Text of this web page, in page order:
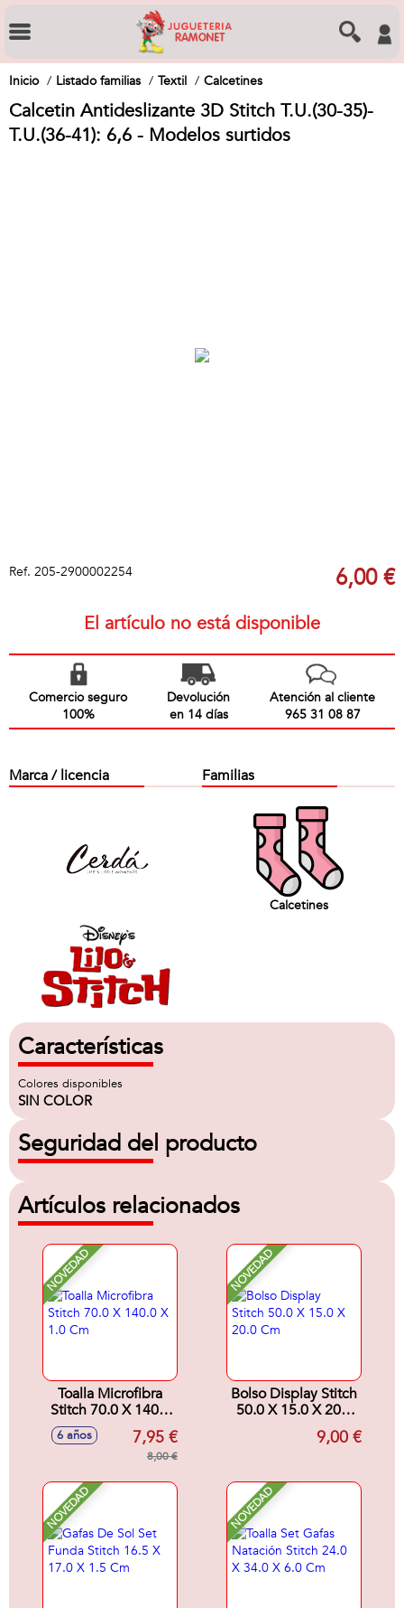
Inicio Listado familias Textil Calcetines
Calcetin Antideslizante 3D Stitch T.U.(30-35)-
T.U.(36-41): 6,6 - Modelos surtidos
Ref. 205-2900002254 6,00 €
El artículo no está disponible
Comercio seguro
100%
Devolución
en 14 días
Atención al cliente
965 31 08 87
Marca / licencia Familias
Calcetines
Características
Colores disponibles
SIN COLOR
Seguridad del producto
Artículos relacionados
NOVEDAD
Toalla Microfibra
Stitch 70.0 X 140.0
X 1.0 Cm
6 años 7,95 €
8,00 €
NOVEDAD
Bolso Display Stitch
50.0 X 15.0 X 20.0
9,00 €
NOVEDAD NOVEDAD